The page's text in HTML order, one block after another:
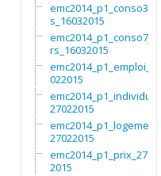
emc2014_p1_conso3moi
s_16032015
emc2014_p1_conso7jou
rs_16032015
emc2014_p1_emploi_27
022015
emc2014_p1_individu_
27022015
emc2014_p1_logement_
27022015
emc2014_p1_prix_2702
2015